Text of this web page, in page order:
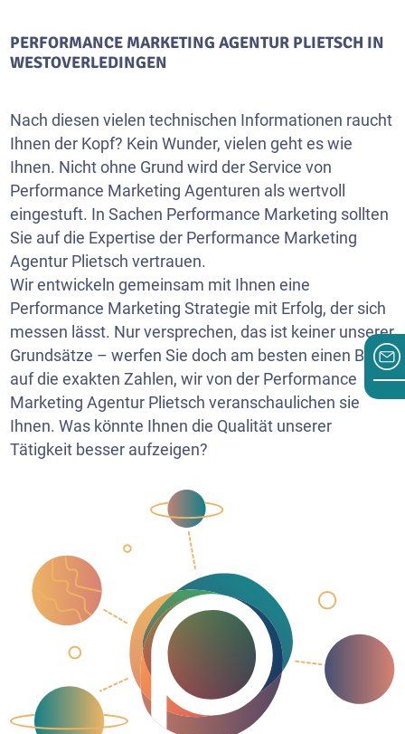
PERFORMANCE MARKETING AGENTUR PLIETSCH IN
WESTOVERLEDINGEN
Nach diesen vielen technischen Informationen raucht
Ihnen der Kopf? Kein Wunder, vielen geht es wie
Ihnen. Nicht ohne Grund wird der Service von
Performance Marketing Agenturen als wertvoll
eingestuft. In Sachen Performance Marketing sollten
Sie auf die Expertise der Performance Marketing
Agentur Plietsch vertrauen.
Wir entwickeln gemeinsam mit Ihnen eine
Performance Marketing Strategie mit Erfolg, der sich
messen lässt. Nur versprechen, das ist keiner unserer
Grundsätze – werfen Sie doch am besten einen Blick
auf die exakten Zahlen, wir von der Performance
Marketing Agentur Plietsch veranschaulichen sie
Ihnen. Was könnte Ihnen die Qualität unserer
Tätigkeit besser aufzeigen?